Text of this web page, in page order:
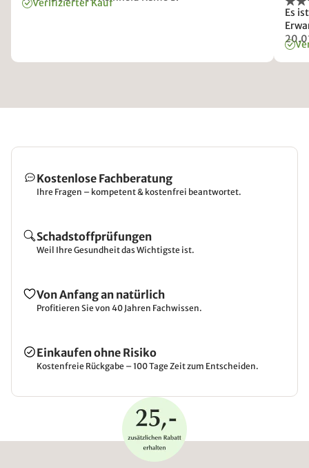
Verifizierter Kauf
Es
Kostenlose Fachberatung
Ihre Fragen – kompetent & kostenfrei beantwortet.
Schadstoffprüfungen
Weil Ihre Gesundheit das Wichtigste ist.
Von Anfang an natürlich
Profitieren Sie von 40 Jahren Fachwissen.
Einkaufen ohne Risiko
Kostenfreie Rückgabe – 100 Tage Zeit zum Entscheiden.